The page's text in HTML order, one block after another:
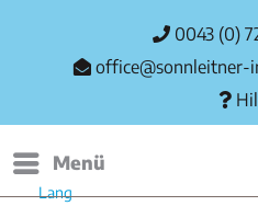
0043 (0)
office@sonnleitner-
Menü
Lang